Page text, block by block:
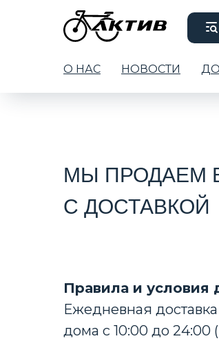
О НАС НОВОСТИ
МЫ ПРОДАЕМ
С ДОСТАВКОЙ
Правила и условия
Ежедневная
дома с 10:00 до 24:00